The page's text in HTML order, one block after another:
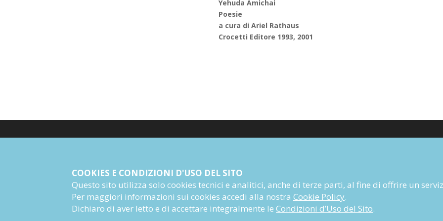
Yehuda Amichai
Poesie
a cura di Ariel Rathaus
Crocetti Editore 1993, 2001
PI 04628780969
Informazioni Societarie
Autori
Rivista
COOKIES E CONDIZIONI D'USO DEL SITO
Questo sito utilizza solo cookies tecnici e analitici, anche di terze parti, al fine di offrire un
Per maggiori informazioni sui cookies accedi alla nostra Cookie Policy.
Dichiaro di aver letto e di accettare integralmente le Condizioni d’Uso del Sito.